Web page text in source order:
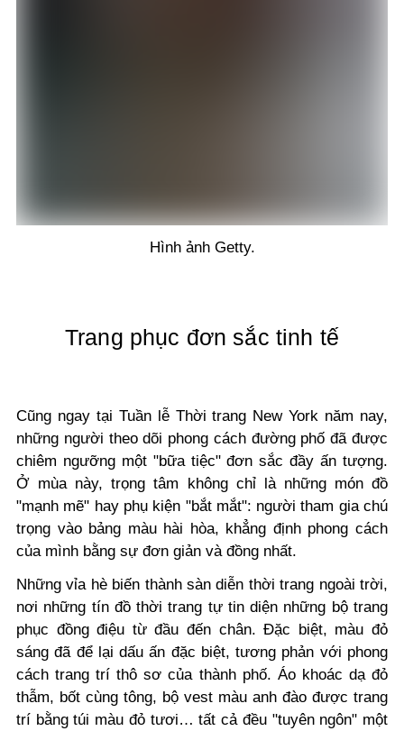
Hình ảnh Getty.
Trang phục đơn sắc tinh tế
Cũng ngay tại Tuần lễ Thời trang New York năm nay,
những người theo dõi phong cách đường phố đã được
chiêm ngưỡng một "bữa tiệc" đơn sắc đầy ấn tượng.
Ở mùa này, trọng tâm không chỉ là những món đồ
"mạnh mẽ" hay phụ kiện "bắt mắt": người tham gia chú
trọng vào bảng màu hài hòa, khẳng định phong cách
của mình bằng sự đơn giản và đồng nhất.
Những vỉa hè biến thành sàn diễn thời trang ngoài trời,
nơi những tín đồ thời trang tự tin diện những bộ trang
phục đồng điệu từ đầu đến chân. Đặc biệt, màu đỏ
sáng đã để lại dấu ấn đặc biệt, tương phản với phong
cách trang trí thô sơ của thành phố. Áo khoác dạ đỏ
thẫm, bốt cùng tông, bộ vest màu anh đào được trang
trí bằng túi màu đỏ tươi… tất cả đều "tuyên ngôn" một